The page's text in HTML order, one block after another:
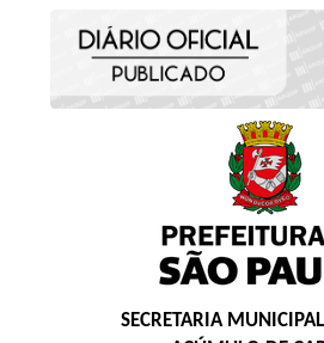
SECRETARIA